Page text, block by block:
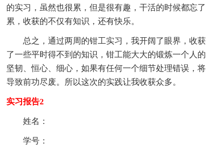
的实习，虽然也很累，但是很有趣，干活的时候都忘了
累，收获的不仅有知识，还有快乐。
总之，通过两周的钳工实习，我开阔了眼界，收获
了一些平时得不到的知识，钳工能大大的锻炼一个人的
坚韧、恒心、细心，如果有任何一个细节处理错误，将
导致前功尽废。所以这次的实践让我收获众多。
实习报告2
姓名：
学号：